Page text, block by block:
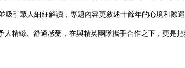
引眾人細細解讀，專題內容更敘述十餘年的心境和際
人精緻、舒適感受，在與精英團隊攜手合作之下，更是